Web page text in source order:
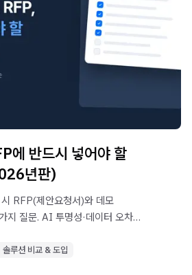
에 반드시 넣어야 할
년판)
RFP(제안요청서)와 데모
질문. AI 투명성·데이터 오차율·
크리스트입니다.
솔루션 비교 & 도입